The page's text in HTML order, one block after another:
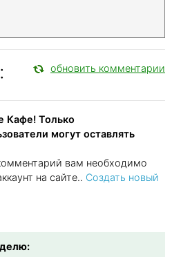
обновить комментарии
Кафе! Только
могут оставлять
вам необходимо
на сайте.. Создать новый